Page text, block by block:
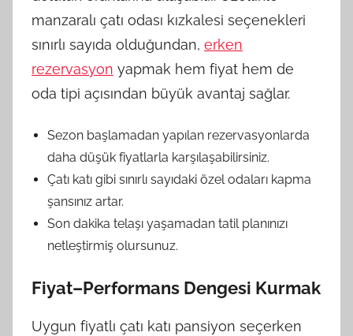
manzaralı çatı odası kızkalesi seçenekleri
sınırlı sayıda olduğundan, erken
rezervasyon yapmak hem fiyat hem de
oda tipi açısından büyük avantaj sağlar.
Sezon başlamadan yapılan rezervasyonlarda
daha düşük fiyatlarla karşılaşabilirsiniz.
Çatı katı gibi sınırlı sayıdaki özel odaları kapma
şansınız artar.
Son dakika telaşı yaşamadan tatil planınızı
netleştirmiş olursunuz.
Fiyat–Performans Dengesi Kurmak
Uygun fiyatlı çatı katı pansiyon seçerken